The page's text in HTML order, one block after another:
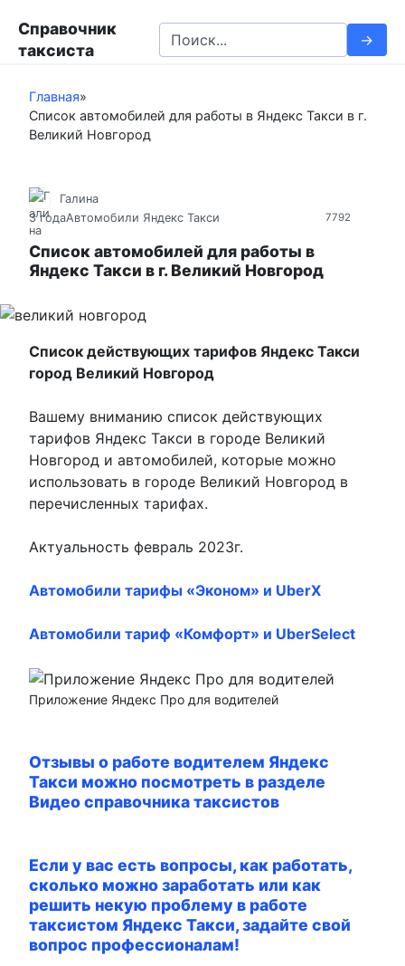
т
Справочник
таксиста
e
c
:
Главная»
Список автомобилей для работы в Яндекс Такси в г.
Великий Новгород
7792
Галина
3 годаАвтомобили Яндекс Такси
Список автомобилей для работы в
Яндекс Такси в г. Великий Новгород
Список действующих тарифов Яндекс Такси
город Великий Новгород
Вашему вниманию список действующих
тарифов Яндекс Такси в городе Великий
Новгород и автомобилей, которые можно
использовать в городе Великий Новгород в
перечисленных тарифах.
Актуальность февраль 2023г.
Автомобили тарифы «Эконом» и UberX
Автомобили тариф «Комфорт» и UberSelect
Приложение Яндекс Про для водителей
Отзывы о работе водителем Яндекс
Такси можно посмотреть в разделе
Видео справочника таксистов
Если у вас есть вопросы, как работать,
сколько можно заработать или как
решить некую проблему в работе
таксистом Яндекс Такси, задайте свой
вопрос профессионалам!